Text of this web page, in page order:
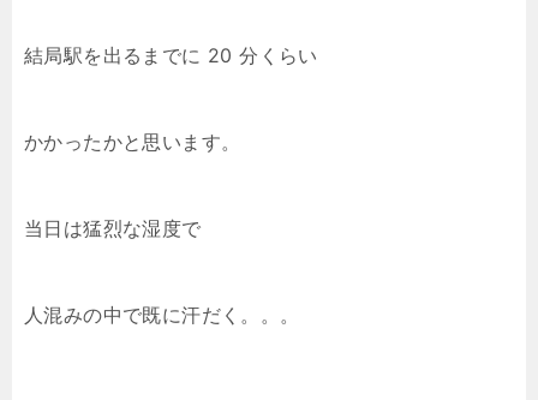
結局駅を出るまでに 20 分くらい
かかったかと思います。
当日は猛烈な湿度で
人混みの中で既に汗だく。。。